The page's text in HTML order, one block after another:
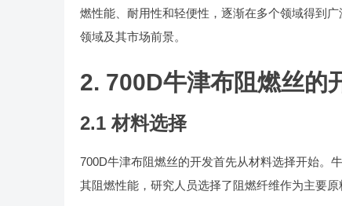
燃性能、耐用性和轻便性，逐渐在多个领域得到
领域及其市场前景。
2. 700D牛津布阻燃丝的
2.1 材料选择
700D牛津布阻燃丝的开发首先从材料选择开始。
其阻燃性能，研究人员选择了阻燃纤维作为主要